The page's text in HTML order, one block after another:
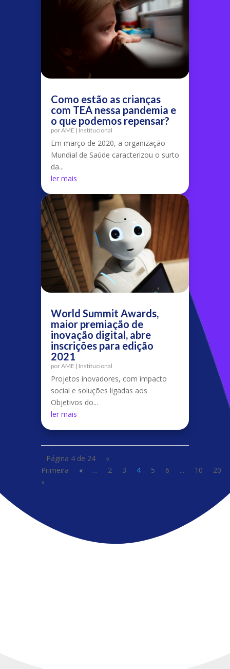
Como estão as crianças
com TEA nessa pandemia e
o que podemos repensar?
porAME | Institucional
Em março de 2020, a organização
Mundial de Saúde caracterizou o surto
da...
ler mais
World Summit Awards,
maior premiação de
inovação digital, abre
inscrições para edição
2021
porAME | Institucional
Projetos inovadores, com impacto
social e soluções ligadas aos
Objetivos do...
ler mais
Página 4 de 24
«
Primeira
« ... 2 3 4 5 6 ... 10
20
»